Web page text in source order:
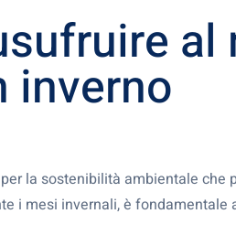
al
inverno
la sostenibilità ambientale che
i mesi invernali, è fondamentale